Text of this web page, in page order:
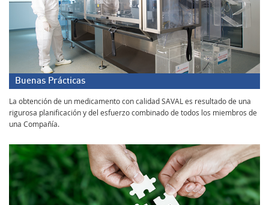
Buenas Prácticas
La obtención de un medicamento con calidad SAVAL es resultado de una
rigurosa planificación y del esfuerzo combinado de todos los miembros de
una Compañía.